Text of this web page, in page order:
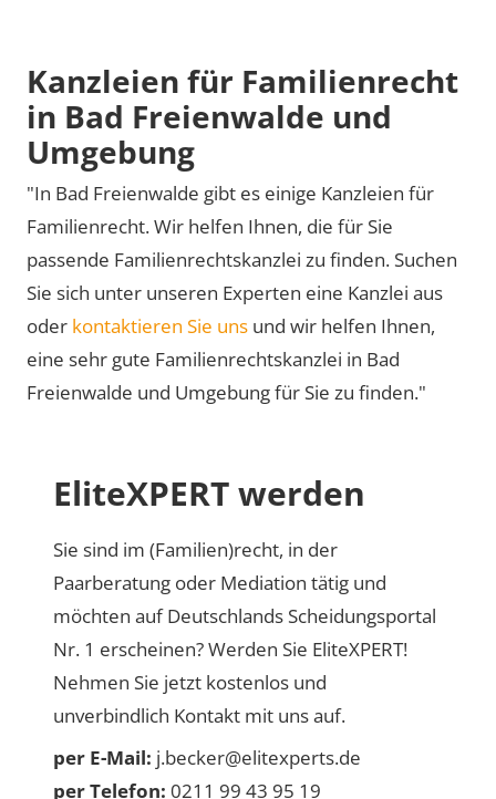
Kanzleien für Familienrecht
in Bad Freienwalde und
Umgebung
"In Bad Freienwalde gibt es einige Kanzleien für
Familienrecht. Wir helfen Ihnen, die für Sie
passende Familienrechtskanzlei zu finden. Suchen
Sie sich unter unseren Experten eine Kanzlei aus
oder kontaktieren Sie uns und wir helfen Ihnen,
eine sehr gute Familienrechtskanzlei in Bad
Freienwalde und Umgebung für Sie zu finden."
EliteXPERT werden
Sie sind im (Familien)recht, in der
Paarberatung oder Mediation tätig und
möchten auf Deutschlands Scheidungsportal
Nr. 1 erscheinen? Werden Sie EliteXPERT!
Nehmen Sie jetzt kostenlos und
unverbindlich Kontakt mit uns auf.
per E-Mail: j.becker@elitexperts.de
per Telefon: 0211 99 43 95 19